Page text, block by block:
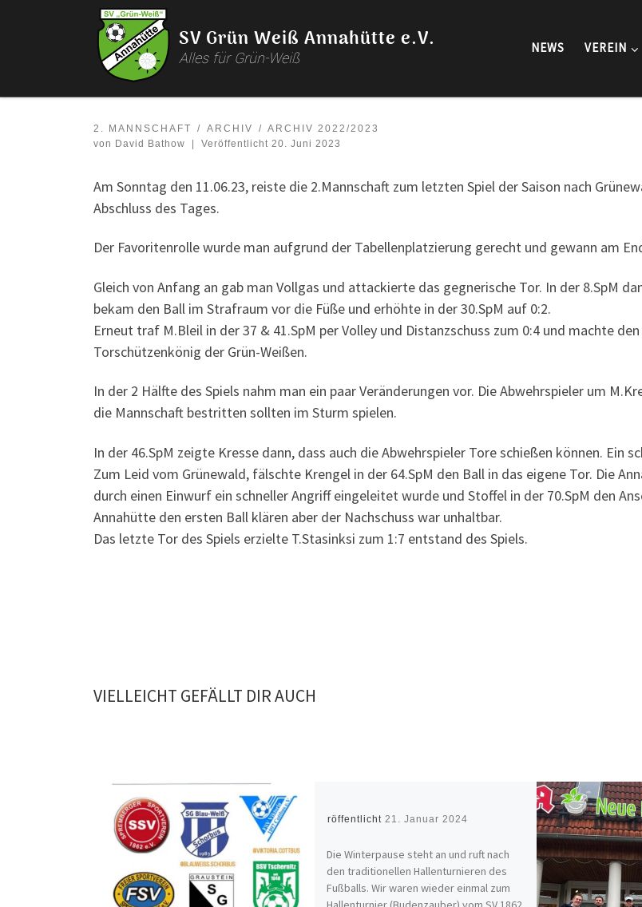
Zum Inhalt springen
SV Grün Weiß Annahütte e.V.
Alles für Grün-Weiß
NEWS VEREIN
2. MANNSCHAFT ARCHIV
ARCHIV 2022/2023
von David Bathow Veröffentlicht 20. Juni 2023
Am Sonntag den 11.06.23, reiste die 2.Mannschaft zum letzten Spiel der Saison nach
Abschluss des Tages.
Der Favoritenrolle wurde man aufgrund der Tabellenplatzierung gerecht und gewann am
Gleich von Anfang an gab man Vollgas und attackierte das gegnerische Tor. In der 8.SpM
bekam den Ball im Strafraum vor die Füße und erhöhte in der 30.SpM auf 0:2.
Erneut traf M.Bleil in der 37 & 41.SpM per Volley und Distanzschuss zum 0:4 und machte
Torschützenkönig der Grün-Weißen.
In der 2 Hälfte des Spiels nahm man ein paar Veränderungen vor. Die Abwehrspieler um
die Mannschaft bestritten sollten im Sturm spielen.
In der 46.SpM zeigte Kresse dann, dass auch die Abwehrspieler Tore schießen können.
Zum Leid vom Grünewald, fälschte Krengel in der 64.SpM den Ball in das eigene Tor. Die
durch einen Einwurf ein schneller Angriff eingeleitet wurde und Stoffel in der 70.SpM den
Annahütte den ersten Ball klären aber der Nachschuss war unhaltbar.
Das letzte Tor des Spiels erzielte T.Stasinksi zum 1:7 entstand des Spiels.
VIELLEICHT GEFÄLLT DIR AUCH
Veröffentlicht 21. Januar 2024
Die Winterpause steht an und ruft nach
den traditionellen Hallenturnieren des
Fußballs. Wir waren wieder einmal zum